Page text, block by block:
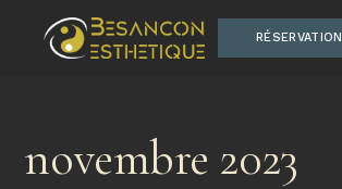
RÉSERVATION
novembre 2023